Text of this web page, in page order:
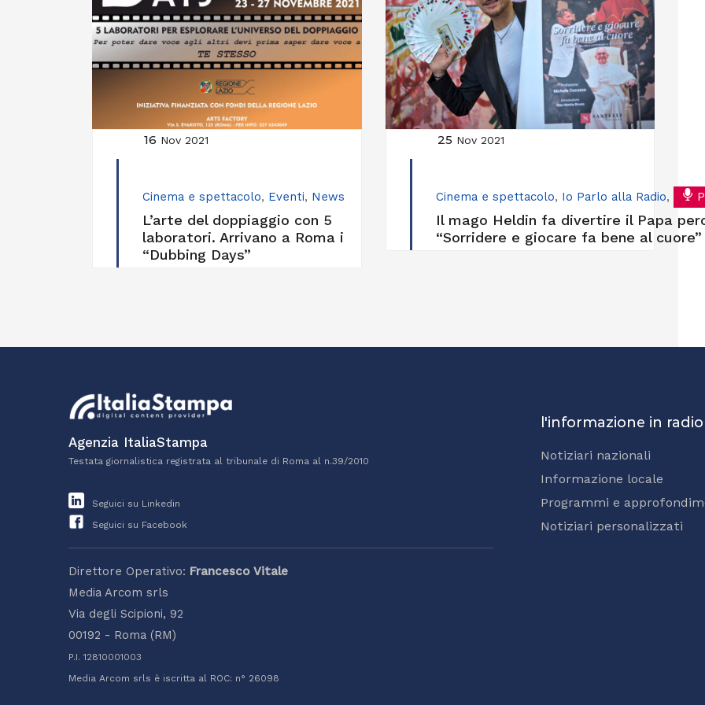
16 Nov 2021
Cinema e spettacolo, Eventi, News
L’arte del doppiaggio con 5
laboratori. Arrivano a Roma i
“Dubbing Days”
25 Nov 2021
Cinema e spettacolo, Io Parlo alla Radio,
Il mago Heldin fa divertire il Papa
“Sorridere e giocare fa bene al cuore”
Agenzia ItaliaStampa
Testata giornalistica registrata al tribunale di Roma al n.39/2010
Seguici su Linkedin
Seguici su Facebook
Direttore Operativo: Francesco Vitale
Media Arcom srls
Via degli Scipioni, 92
00192 - Roma (RM)
P.I. 12810001003
Media Arcom srls è iscritta al ROC: n° 26098
l'informazione in radio
Notiziari nazionali
Informazione locale
Programmi e
Notiziari personalizzati